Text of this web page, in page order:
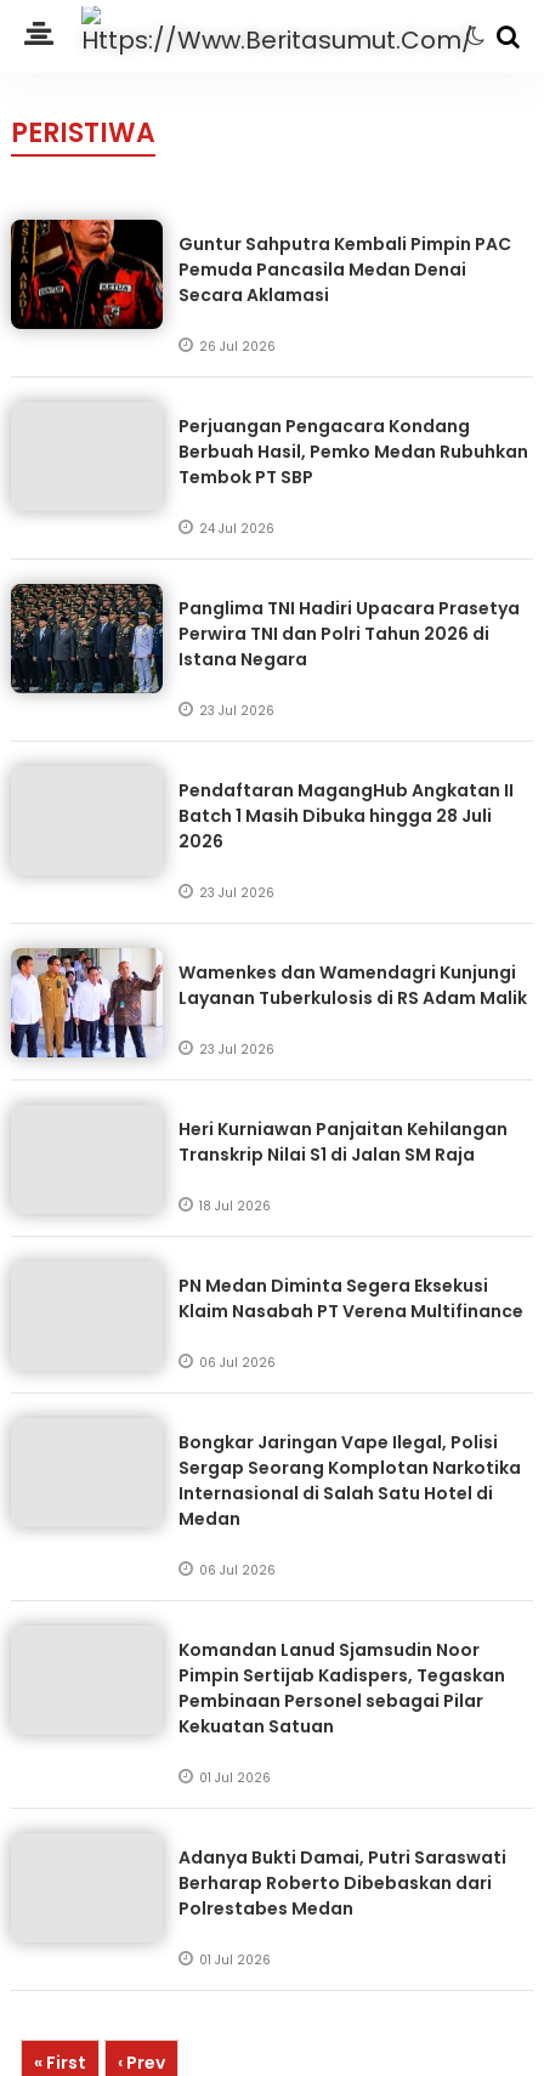
PERISTIWA
Guntur Sahputra Kembali Pimpin PAC
Pemuda Pancasila Medan Denai
Secara Aklamasi
26 Jul 2026
Perjuangan Pengacara Kondang
Berbuah Hasil, Pemko Medan Rubuhkan
Tembok PT SBP
24 Jul 2026
Panglima TNI Hadiri Upacara Prasetya
Perwira TNI dan Polri Tahun 2026 di
Istana Negara
23 Jul 2026
Pendaftaran MagangHub Angkatan II
Batch 1 Masih Dibuka hingga 28 Juli
2026
23 Jul 2026
Wamenkes dan Wamendagri Kunjungi
Layanan Tuberkulosis di RS Adam Malik
23 Jul 2026
Heri Kurniawan Panjaitan Kehilangan
Transkrip Nilai S1 di Jalan SM Raja
18 Jul 2026
PN Medan Diminta Segera Eksekusi
Klaim Nasabah PT Verena Multifinance
06 Jul 2026
Bongkar Jaringan Vape Ilegal, Polisi
Sergap Seorang Komplotan Narkotika
Internasional di Salah Satu Hotel di
Medan
06 Jul 2026
Komandan Lanud Sjamsudin Noor
Pimpin Sertijab Kadispers, Tegaskan
Pembinaan Personel sebagai Pilar
Kekuatan Satuan
01 Jul 2026
Adanya Bukti Damai, Putri Saraswati
Berharap Roberto Dibebaskan dari
Polrestabes Medan
01 Jul 2026
« First
‹ Prev